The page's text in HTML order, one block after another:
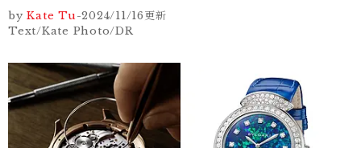
by Kate Tu-2024/11/16更新
Text/Kate Photo/DR